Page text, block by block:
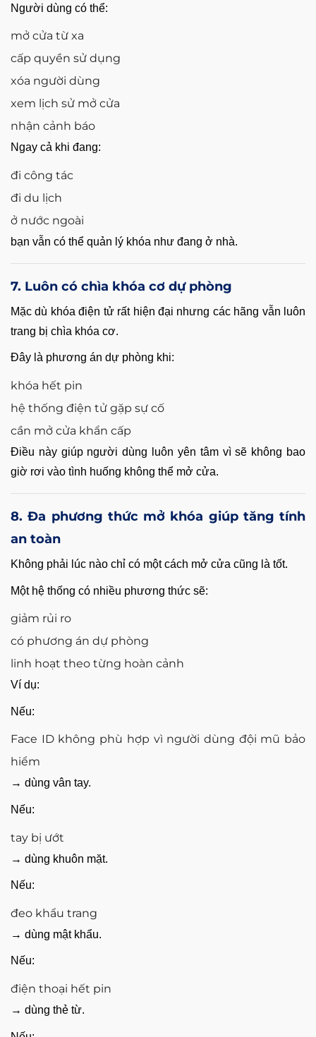
Người dùng có thể:
mở cửa từ xa
cấp quyền sử dụng
xóa người dùng
xem lịch sử mở cửa
nhận cảnh báo
Ngay cả khi đang:
đi công tác
đi du lịch
ở nước ngoài
bạn vẫn có thể quản lý khóa như đang ở nhà.
7. Luôn có chìa khóa cơ dự phòng
Mặc dù khóa điện tử rất hiện đại nhưng các hãng vẫn luôn
trang bị chìa khóa cơ.
Đây là phương án dự phòng khi:
khóa hết pin
hệ thống điện tử gặp sự cố
cần mở cửa khẩn cấp
Điều này giúp người dùng luôn yên tâm vì sẽ không bao
giờ rơi vào tình huống không thể mở cửa.
8. Đa phương thức mở khóa giúp tăng tính
an toàn
Không phải lúc nào chỉ có một cách mở cửa cũng là tốt.
Một hệ thống có nhiều phương thức sẽ:
giảm rủi ro
có phương án dự phòng
linh hoạt theo từng hoàn cảnh
Ví dụ:
Nếu:
Face ID không phù hợp vì người dùng đội mũ bảo
hiểm
→ dùng vân tay.
Nếu:
tay bị ướt
→ dùng khuôn mặt.
Nếu:
đeo khẩu trang
→ dùng mật khẩu.
Nếu:
điện thoại hết pin
→ dùng thẻ từ.